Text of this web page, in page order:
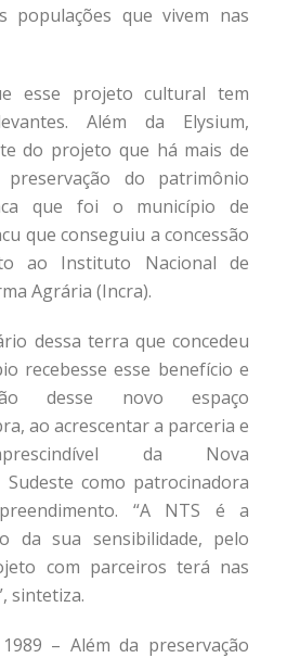
que vivem nas
esse projeto cultural tem
Além da Elysium,
do projeto que há mais de
do patrimônio
que foi o município de
que conseguiu a concessão
ao Instituto Nacional de
Agrária (Incra).
dessa terra que concedeu
recebesse esse benefício e
desse novo espaço
ao acrescentar a parceria e
da Nova
como patrocinadora
“A NTS é a
da sua sensibilidade, pelo
com parceiros terá nas
sintetiza.
– Além da preservação